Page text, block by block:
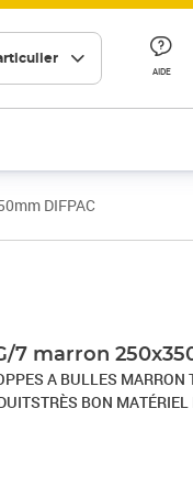
AIDE
DIFPAC
7 marron
A BULLES MARRON
BON MATÉRIEL
x 350 mmintérieure :